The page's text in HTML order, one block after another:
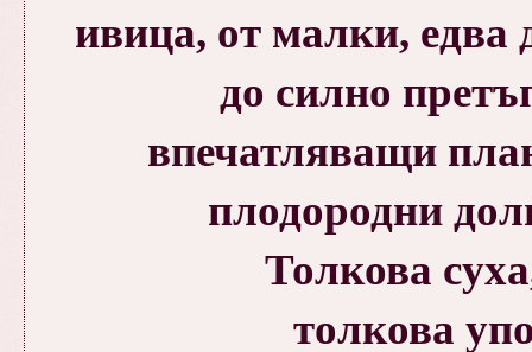
ивица, от малки, едва
до силно
впечатляващи
плодородни
Толкова
толкова